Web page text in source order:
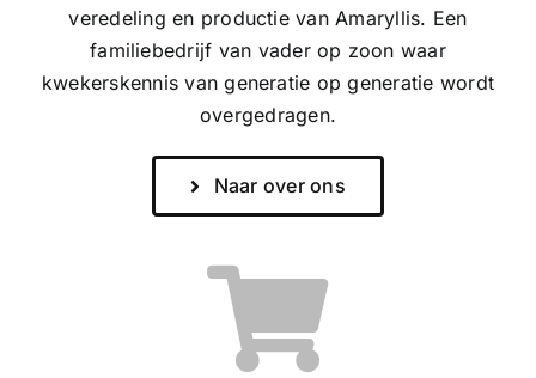
veredeling en productie van Amaryllis. Een
familiebedrijf van vader op zoon waar
kwekerskennis van generatie op generatie wordt
overgedragen.
Naar over ons